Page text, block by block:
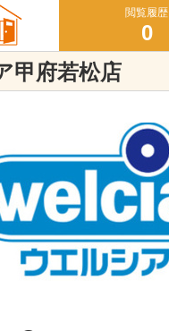
閲覧履歴
0
甲府若松店